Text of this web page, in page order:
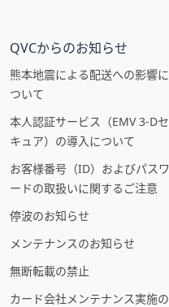
QVCからのお知らせ
熊本地震による配送への影響に
ついて
本人認証サービス（EMV 3-Dセ
キュア）の導入について
お客様番号（ID）およびパスワ
ードの取扱いに関するご注意
停波のお知らせ
メンテナンスのお知らせ
無断転載の禁止
カード会社メンテナンス実施の